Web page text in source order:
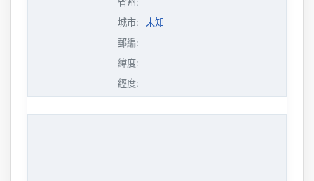
城市:
未知
郵編:
緯度:
經度: